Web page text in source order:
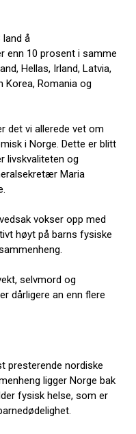
land å
enn 10 prosent i samme
Hellas, Irland, Latvia,
Korea, Romania og
det vi allerede vet om
i Norge. Dette er blitt
livskvaliteten og
Maria
vokser opp med
høyt på barns fysiske
selvmord og
dårligere an enn flere
presterende nordiske
ligger Norge bak
fysisk helse, som er